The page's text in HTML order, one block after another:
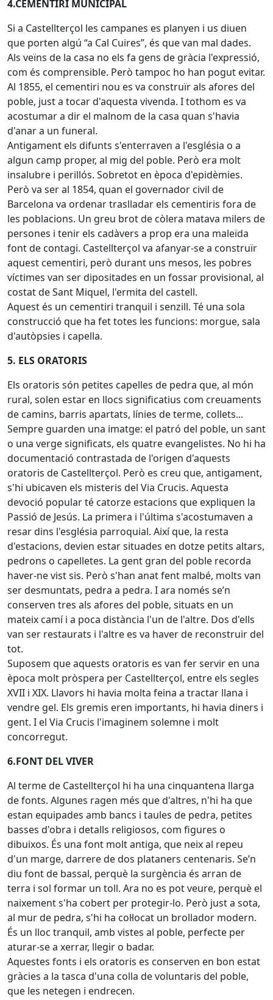
4.CEMENTIRI MUNICIPAL
Si a Castellterçol les campanes es planyen i us diuen
que porten algú “a Cal Cuires”, és que van mal dades.
Als veïns de la casa no els fa gens de gràcia l'expressió,
com és comprensible. Però tampoc ho han pogut evitar.
Al 1855, el cementiri nou es va construïr als afores del
poble, just a tocar d'aquesta vivenda. I tothom es va
acostumar a dir el malnom de la casa quan s'havia
d'anar a un funeral.
Antigament els difunts s'enterraven a l'església o a
algun camp proper, al mig del poble. Però era molt
insalubre i perillós. Sobretot en època d'epidèmies.
Però va ser al 1854, quan el governador civil de
Barcelona va ordenar traslladar els cementiris fora de
les poblacions. Un greu brot de còlera matava milers de
persones i tenir els cadàvers a prop era una maleïda
font de contagi. Castellterçol va afanyar-se a construïr
aquest cementiri, però durant uns mesos, les pobres
víctimes van ser dipositades en un fossar provisional, al
costat de Sant Miquel, l'ermita del castell.
Aquest és un cementiri tranquil i senzill. Té una sola
construcció que ha fet totes les funcions: morgue, sala
d'autòpsies i capella.
5. ELS ORATORIS
Els oratoris són petites capelles de pedra que, al món
rural, solen estar en llocs significatius com creuaments
de camins, barris apartats, línies de terme, collets...
Sempre guarden una imatge: el patró del poble, un sant
o una verge significats, els quatre evangelistes. No hi ha
documentació contrastada de l'origen d'aquests
oratoris de Castellterçol. Però es creu que, antigament,
s'hi ubicaven els misteris del Via Crucis. Aquesta
devoció popular té catorze estacions que expliquen la
Passió de Jesús. La primera i l'última s'acostumaven a
resar dins l'església parroquial. Així que, la resta
d'estacions, devien estar situades en dotze petits altars,
pedrons o capelletes. La gent gran del poble recorda
haver-ne vist sis. Però s'han anat fent malbé, molts van
ser desmuntats, pedra a pedra. I ara només se’n
conserven tres als afores del poble, situats en un
mateix camí i a poca distància l'un de l'altre. Dos d'ells
van ser restaurats i l'altre es va haver de reconstruir del
tot.
Suposem que aquests oratoris es van fer servir en una
època molt pròspera per Castellterçol, entre els segles
XVII i XIX. Llavors hi havia molta feina a tractar llana i
vendre gel. Els gremis eren importants, hi havia diners i
gent. I el Via Crucis l'imaginem solemne i molt
concorregut.
6.FONT DEL VIVER
Al terme de Castellterçol hi ha una cinquantena llarga
de fonts. Algunes ragen més que d'altres, n'hi ha que
estan equipades amb bancs i taules de pedra, petites
basses d'obra i detalls religiosos, com figures o
dibuixos. És una font molt antiga, que neix al repeu
d'un marge, darrere de dos plataners centenaris. Se’n
diu font de bassal, perquè la surgència és arran de
terra i sol formar un toll. Ara no es pot veure, perquè el
naixement s'ha cobert per protegir-lo. Però just a sota,
al mur de pedra, s'hi ha col·locat un brollador modern.
És un lloc tranquil, amb vistes al poble, perfecte per
aturar-se a xerrar, llegir o badar.
Aquestes fonts i els oratoris es conserven en bon estat
gràcies a la tasca d'una colla de voluntaris del poble,
que les netegen i endrecen.